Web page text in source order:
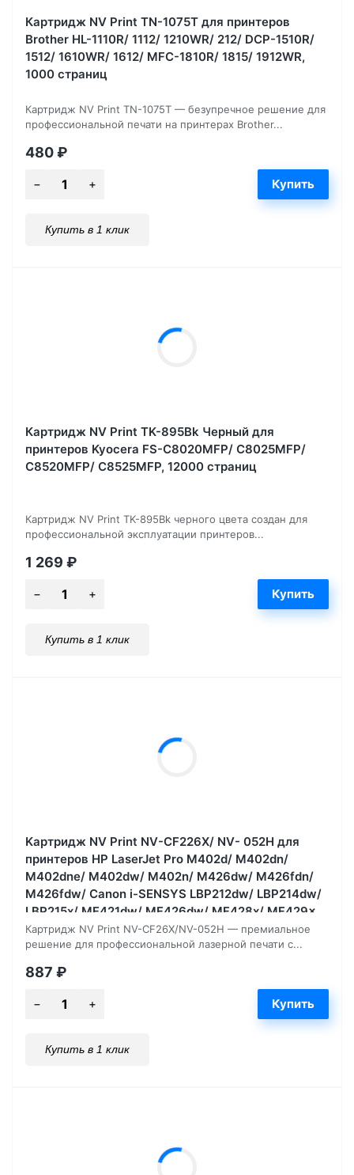
Картридж NV Print TN-1075T для принтеров
Brother HL-1110R/ 1112/ 1210WR/ 212/ DCP-1510R/
1512/ 1610WR/ 1612/ MFC-1810R/ 1815/ 1912WR,
1000 страниц
Картридж NV Print TN-1075T — безупречное решение для
профессиональной печати на принтерах Brother...
480₽
Купить в 1 клик
Картридж NV Print TK-895Bk Черный для
принтеров Kyocera FS-C8020MFP/ C8025MFP/
C8520MFP/ C8525MFP, 12000 страниц
Картридж NV Print TK-895Bk черного цвета создан для
профессиональной эксплуатации принтеров...
1 269 ₽
Купить в 1 клик
Kартридж NV Print NV-CF226X/ NV- 052H для
принтеров HP LaserJet Pro M402d/ M402dn/
M402dne/ M402dw/ M402n/ M426dw/ M426fdn/
M426fdw/ Canon i-SENSYS LBP212dw/ LBP214dw/
LBP215x/ MF421dw/ MF426dw/ MF428x/ MF429x
9200, страниц
Картридж NV Print NV-CF26X/NV-052H — премиальное
решение для профессиональной лазерной печати с...
887 ₽
Купить в 1 клик